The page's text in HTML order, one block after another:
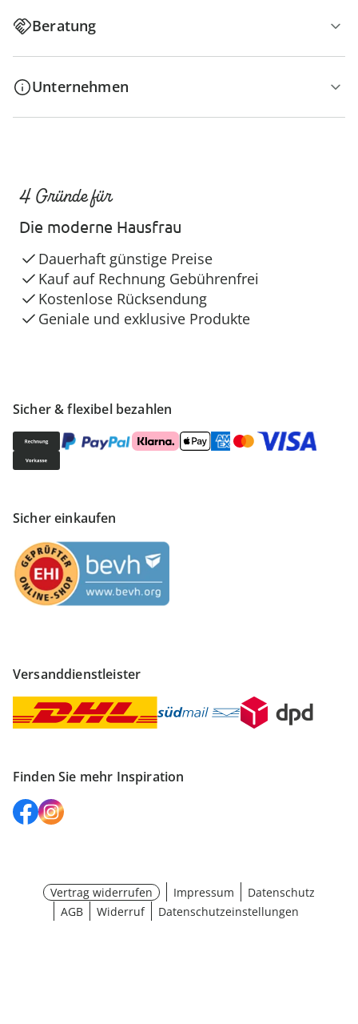
Beratung
Unternehmen
Sicher & flexibel bezahlen
Sicher einkaufen
Versanddienstleister
Finden Sie mehr Inspiration
4 Gründe für
Die moderne Hausfrau
Dauerhaft günstige Preise
Kauf auf Rechnung Gebührenfrei
Kostenlose Rücksendung
Geniale und exklusive Produkte
Vertrag widerrufen Impressum
Datenschutz
AGB
Widerruf Datenschutzeinstellungen